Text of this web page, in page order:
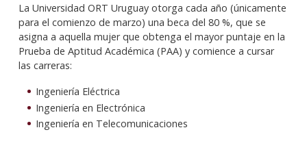
La Universidad ORT Uruguay otorga cada año (únicamente
para el comienzo de marzo) una beca del 80 %, que se
asigna a aquella mujer que obtenga el mayor puntaje en la
Prueba de Aptitud Académica (PAA) y comience a cursar
las carreras:
Ingeniería Eléctrica
Ingeniería en Electrónica
Ingeniería en Telecomunicaciones